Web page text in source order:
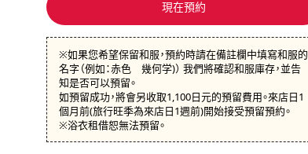
現在預約
※如果您希望保留和服，預約時請在備註欄中填寫和服的
名字（例如：赤色 幾何学)） 我們將確認和服庫存，並告
知是否可以預留。
如預留成功，將會另收取1,100日元的預留費用。來店日1
個月前(旅行旺季為來店日1週前)開始接受預留預約。
※浴衣租借恕無法預留。